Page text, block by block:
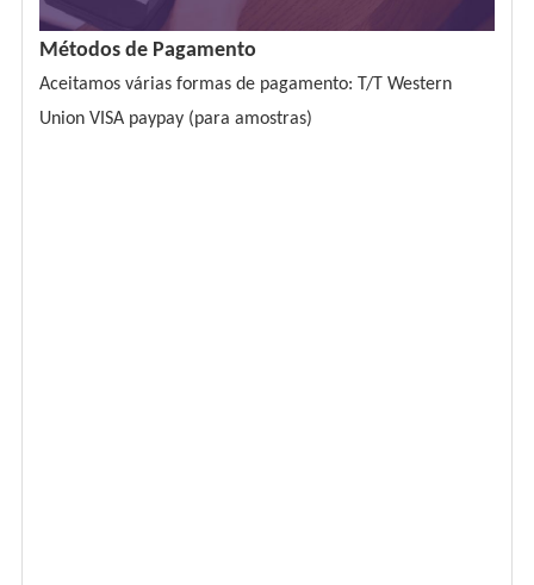
Métodos de Pagamento
Aceitamos várias formas de pagamento: T/T Western
Union VISA paypay (para amostras)